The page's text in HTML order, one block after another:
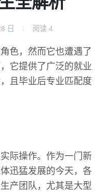
日 阅读 4
色，然而它也遭遇了
它提供了广泛的就业
且毕业后专业匹配度
际操作。作为一门新
迅猛发展的今天，各
产团队，尤其是大型